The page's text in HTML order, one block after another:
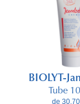
BIOLYT-
Tube
de